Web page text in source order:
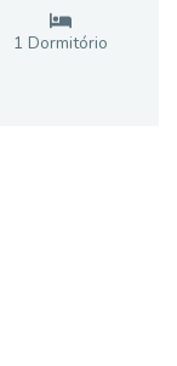
1 Dormitório